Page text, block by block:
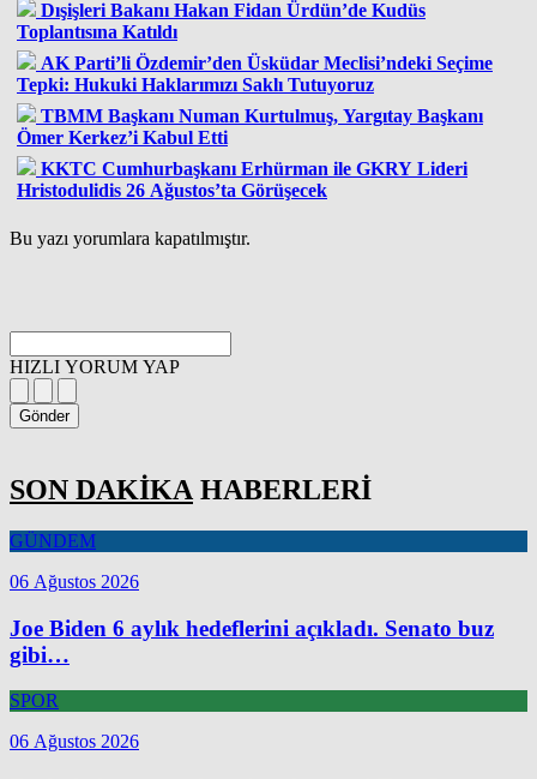
Dışişleri Bakanı Hakan Fidan Ürdün’de Kudüs
Toplantısına Katıldı
AK Parti’li Özdemir’den Üsküdar Meclisi’ndeki Seçime
Tepki: Hukuki Haklarımızı Saklı Tutuyoruz
TBMM Başkanı Numan Kurtulmuş, Yargıtay Başkanı
Ömer Kerkez’i Kabul Etti
KKTC Cumhurbaşkanı Erhürman ile GKRY Lideri
Hristodulidis 26 Ağustos’ta Görüşecek
Bu yazı yorumlara kapatılmıştır.
HIZLI YORUM YAP
Gönder
SON DAKİKA HABERLERİ
GÜNDEM
06 Ağustos 2026
Joe Biden 6 aylık hedeflerini açıkladı. Senato buz
gibi…
SPOR
06 Ağustos 2026